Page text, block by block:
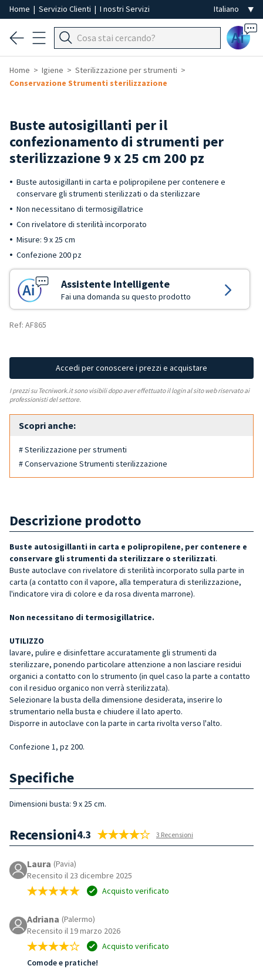
Home | Servizio Clienti | I nostri Servizi
Ai
Home Igiene
Sterilizzazione per strumenti
Conservazione Strumenti sterilizzazione
Buste autosigillanti per il
confezionamento di strumenti per
sterilizzazione 9 x 25 cm 200 pz
Buste autosigillanti in carta e polipropilene per contenere e
conservare gli strumenti sterilizzati o da sterilizzare
Non necessitano di termosigillatrice
Con rivelatore di sterilità incorporato
Misure: 9 x 25 cm
Confezione 200 pz
Assistente Intelligente
Fai una domanda su questo prodotto
Ref: AF865
Accedi per conoscere i prezzi e acquistare
I prezzi su Tecniwork.it sono visibili dopo aver effettuato il login al sito web riservato ai
professionisti del settore.
Scopri anche:
# Sterilizzazione per strumenti
# Conservazione Strumenti sterilizzazione
Descrizione prodotto
Buste autosigillanti in carta e polipropilene, per contenere e
conservare gli strumenti da sterilizzare o sterilizzati.
Buste autoclave con rivelatore di sterilità incorporato sulla parte in
carta (a contatto con il vapore, alla temperatura di sterilizzazione,
l'indicatore vira di colore e da rosa diventa marrone).
Non necessitano di termosigillatrice.
UTILIZZO
lavare, pulire e disinfettare accuratamente gli strumenti da
sterilizzare, ponendo particolare attenzione a non lasciare residui
organici a contatto con lo strumento (in quel caso la parte a contatto
con il residuo organico non verrà sterilizzata).
Selezionare la busta della dimensione desiderata, inserire lo
strumentario nella busta e chiudere il lato aperto.
Disporre in autoclave con la parte in carta rivolta verso l'alto.
Confezione 1, pz 200.
Specifiche
Dimensioni busta: 9 x 25 cm.
Recensioni4.3 3 Recensioni
Laura (Pavia)
Recensito il 23 dicembre 2025
Acquisto verificato
Adriana (Palermo)
Recensito il 19 marzo 2026
Acquisto verificato
Comode e pratiche!